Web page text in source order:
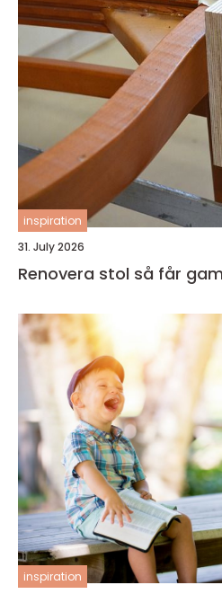
inspiration
31. July 2026
Renovera stol
inspiration